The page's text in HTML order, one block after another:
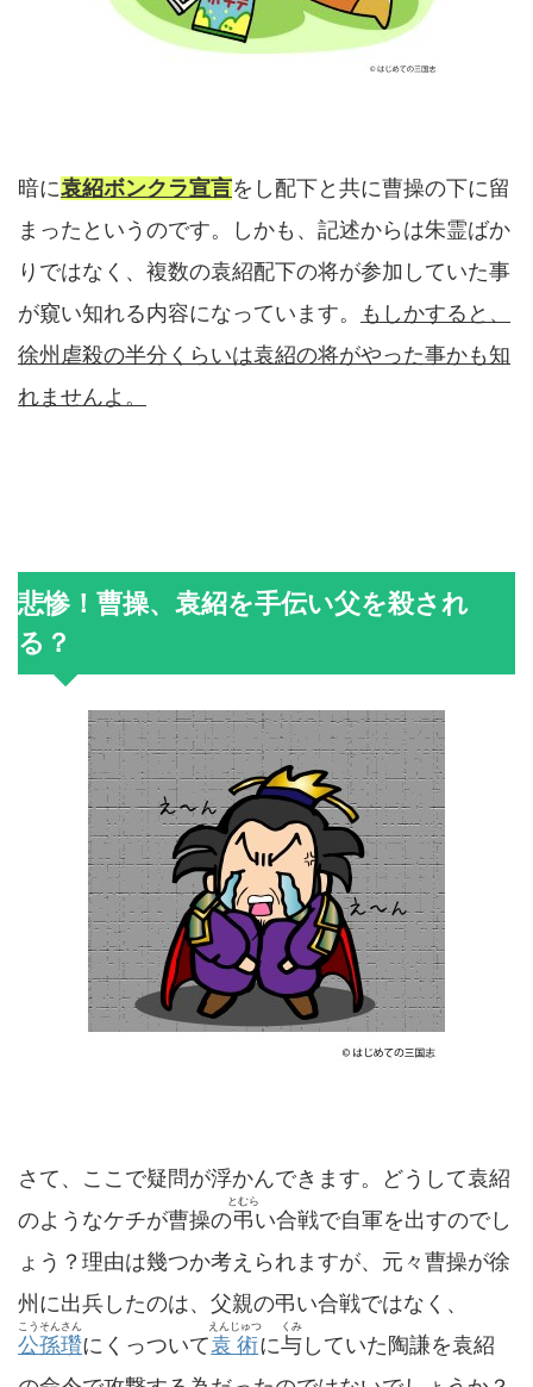
暗に袁紹ボンクラ宣言をし配下と共に曹操の下に留
まったというのです。しかも、記述からは朱霊ばか
りではなく、複数の袁紹配下の将が参加していた事
が窺い知れる内容になっています。
もしかすると、
徐州虐殺の半分くらいは袁紹の将がやった事かも知
れませんよ。
悲惨！曹操、袁紹を手伝い父を殺され
る？
さて、ここで疑問が浮かんできます。どうして袁紹
のようなケチが曹操の弔
とむら
い合戦で自軍を出すのでし
ょう？理由は幾つか考えられますが、元々曹操が徐
州に出兵したのは、父親の弔い合戦ではなく、
公孫瓚
こうそんさん
にくっついて袁術
えんじゅつ
に与
くみ
していた陶謙を袁紹